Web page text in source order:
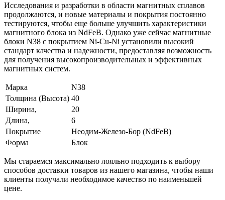
Исследования и разработки в области магнитных сплавов
продолжаются, и новые материалы и покрытия постоянно
тестируются, чтобы еще больше улучшить характеристики
магнитного блока из NdFeB. Однако уже сейчас магнитные
блоки N38 с покрытием Ni-Cu-Ni установили высокий
стандарт качества и надежности, предоставляя возможность
для получения высокопроизводительных и эффективных
магнитных систем.
Марка
N38
Толщина (Высота) 40
Ширина,
20
Длина,
6
Покрытие
Неодим-Железо-Бор (NdFeB)
Форма
Блок
Мы стараемся максимально лояльно подходить к выбору
способов доставки товаров из нашего магазина, чтобы наши
клиенты получали необходимое качество по наименьшей
цене.